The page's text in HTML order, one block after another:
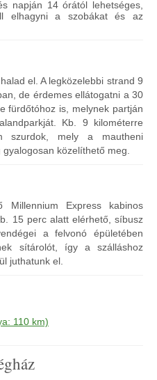
napján 14 órától lehetséges,
elhagyni a szobákat és az
el. A legközelebbi strand 9
de érdemes ellátogatni a 30
fürdőtóhoz is, melynek partján
Kb. 9 kilométerre
szurdok, mely a mautheni
közelíthető meg.
Millennium Express kabinos
15 perc alatt elérhető, síbusz
a felvonó épületében
sítárolót, így a szálláshoz
juthatunk el.
110 km)